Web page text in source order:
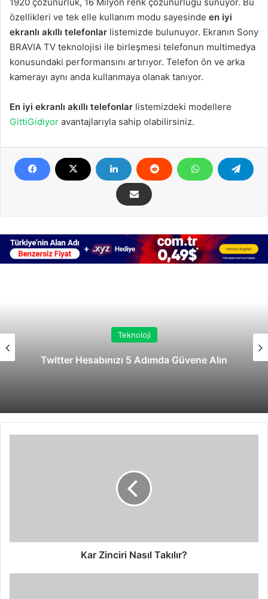
özellikleri ve tek elle kullanım modu sayesinde en iyi
ekranlı akıllı telefonlar listemizde bulunuyor. Ekranın Sony
BRAVIA TV teknolojisi ile birleşmesi telefonun multimedya
konusundaki performansını artırıyor. Telefon ön ve arka
kamerayı aynı anda kullanmaya olanak tanıyor.
En iyi ekranlı akıllı telefonlar listemizdeki modellere
GittiGidiyor avantajlarıyla sahip olabilirsiniz.
Teknoloji
Twitter Hesabınızı 5 Adımda Güvene Alın
Kar Zinciri Nasıl Takılır?